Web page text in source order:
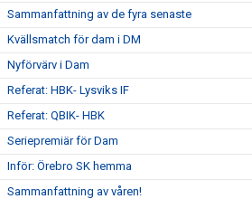
Sammanfattning av de fyra senaste
Kvällsmatch för dam i DM
Nyförvärv i Dam
Referat: HBK- Lysviks IF
Referat: QBIK- HBK
Seriepremiär för Dam
Inför: Örebro SK hemma
Sammanfattning av våren!